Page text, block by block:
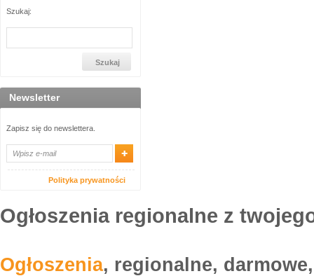
Szukaj:
Newsletter
Zapisz się do newslettera.
Polityka prywatności
Ogłoszenia regionalne z
Ogłoszenia, regionalne,